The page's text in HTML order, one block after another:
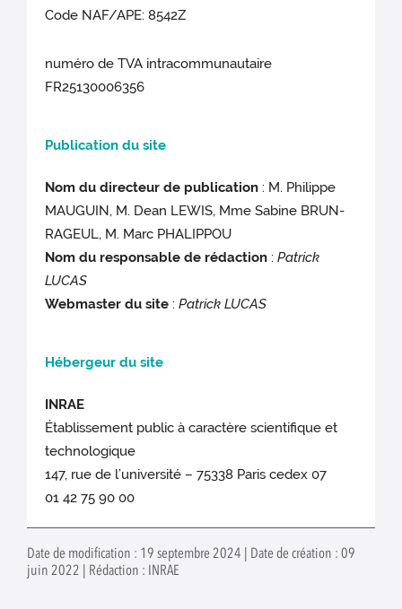
Code NAF/APE: 8542Z
numéro de TVA intracommunautaire
FR25130006356
Publication du site
Nom du directeur de publication : M. Philippe
MAUGUIN, M. Dean LEWIS, Mme Sabine BRUN-
RAGEUL, M. Marc PHALIPPOU
Nom du responsable de rédaction :Patrick
LUCAS
Webmaster du site :PatrickLUCAS
Hébergeur du site
INRAE
Établissement public à caractère scientifique et
technologique
147, rue de l’université – 75338 Paris cedex 07
01 42 75 90 00
Date de modification : 19 septembre 2024 | Date de création : 09
juin 2022 | Rédaction : INRAE